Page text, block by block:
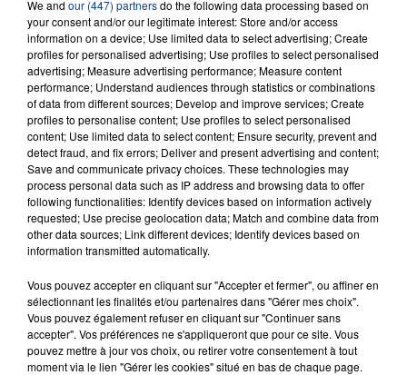
23 juillet 2026
INCENDIE MORTEL À LENS : UNE FEMME ET
SON BÉBÉ ENTRE LA VIE ET LA...
Un homme s'est immolé par le feu après avoir
aspergé sa compagne et leur bébé de trois mois
d'un liquide inflammable.
We and our (447) partnersdo the following data processing based on
your consent and/or our legitimate interest: Store and/or access
information on a device; Use limited data to select advertising; Create
profiles for personalised advertising; Use profiles to select personalised
advertising; Measure advertising performance; Measure content
performance; Understand audiences through statistics or combinations
of data from different sources; Develop and improve services; Create
profiles to personalise content; Use profiles to select personalised
content; Use limited data to select content; Ensure security, prevent and
detect fraud, and fix errors; Deliver and present advertising and content;
Save and communicate privacy choices. These technologies may
process personal data such as IP address and browsing data to offer
following functionalities: Identify devices based on information actively
requested; Use precise geolocation data; Match and combine data from
other data sources; Link different devices; Identify devices based on
information transmitted automatically.
Vous pouvez accepter en cliquant sur "Accepter et fermer", ou affiner en
sélectionnant les finalités et/ou partenaires dans "Gérer mes choix".
Vous pouvez également refuser en cliquant sur "Continuer sans
accepter". Vos préférences ne s'appliqueront que pour ce site. Vous
pouvez mettre à jour vos choix, ou retirer votre consentement à tout
moment via le lien "Gérer les cookies" situé en bas de chaque page.